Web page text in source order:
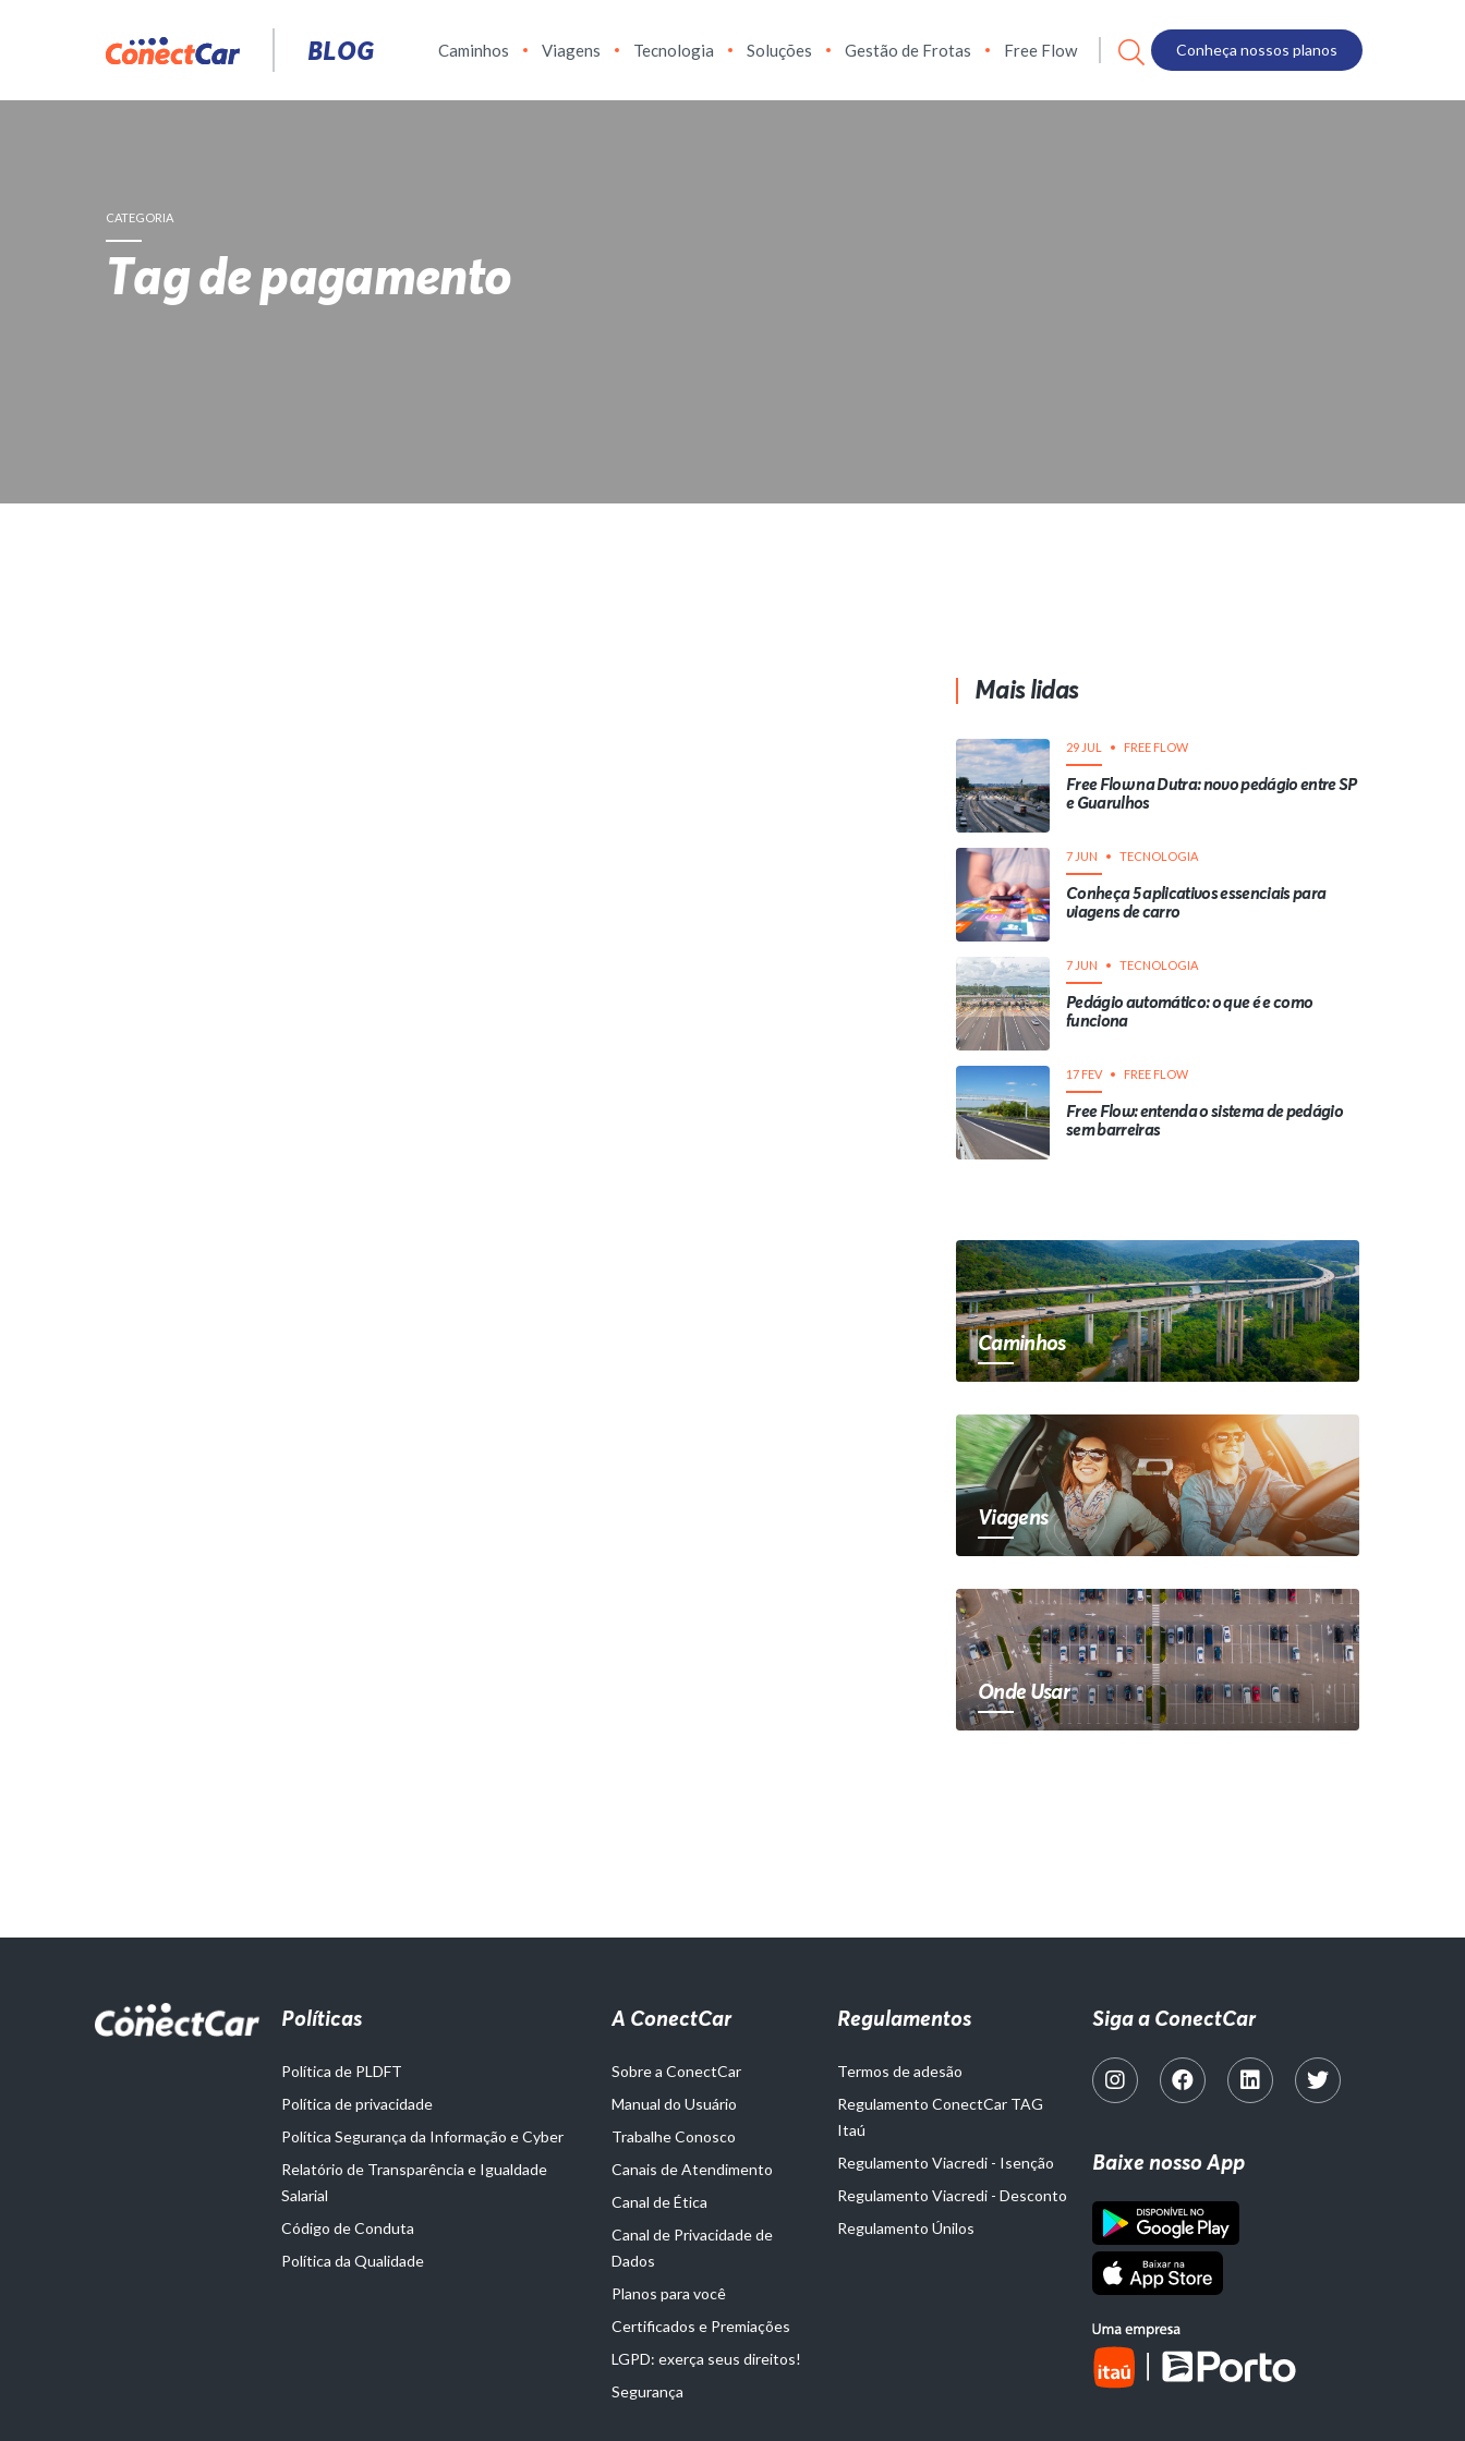
BLOG Caminhos Viagens Tecnologia Soluções Gestão de Frotas Free Flow Conheça nossos planos
CATEGORIA
Tag de pagamento
Mais lidas
29 JUL FREE FLOW
Free Flow na Dutra: novo pedágio entre SP
e Guarulhos
7 JUN TECNOLOGIA
Conheça 5 aplicativos essenciais para
viagens de carro
7 JUN TECNOLOGIA
Pedágio automático: o que é e como
funciona
17 FEV FREE FLOW
Free Flow: entenda o sistema de pedágio
sem barreiras
Caminhos
Viagens
Onde Usar
Políticas
Política de PLDFT
Política de privacidade
Política Segurança da Informação e Cyber
Relatório de Transparência e Igualdade
Salarial
Código de Conduta
Política da Qualidade
A ConectCar
Sobre a ConectCar
Manual do Usuário
Trabalhe Conosco
Canais de Atendimento
Canal de Ética
Canal de Privacidade de
Dados
Planos para você
Certificados e Premiações
LGPD: exerça seus direitos!
Segurança
Regulamentos
Termos de adesão
Regulamento ConectCar TAG
Itaú
Regulamento Viacredi - Isenção
Regulamento Viacredi - Desconto
Regulamento Únilos
Siga a ConectCar
Baixe nosso App